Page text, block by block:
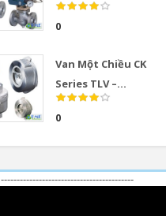
0
Van Một Chiều CK
Series TLV –...
0
------------------------------------------